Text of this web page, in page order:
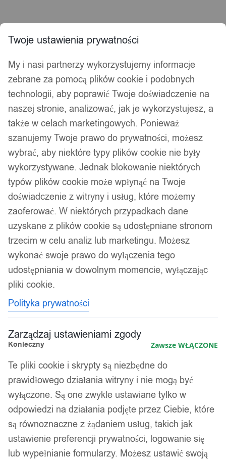
/ 2
Twoje ustawienia prywatności
My i nasi partnerzy wykorzystujemy informacje
zebrane za pomocą plików cookie i podobnych
technologii, aby poprawić Twoje doświadczenie na
naszej stronie, analizować, jak je wykorzystujesz, a
także w celach marketingowych. Ponieważ
szanujemy Twoje prawo do prywatności, możesz
wybrać, aby niektóre typy plików cookie nie były
wykorzystywane. Jednak blokowanie niektórych
typów plików cookie może wpłynąć na Twoje
doświadczenie z witryny i usług, które możemy
zaoferować. W niektórych przypadkach dane
uzyskane z plików cookie są udostępniane stronom
trzecim w celu analiz lub marketingu. Możesz
wykonać swoje prawo do wyłączenia tego
udostępniania w dowolnym momencie, wyłączając
pliki cookie.
Polityka prywatności
Zarządzaj ustawieniami zgody
Konieczny Zawsze WŁĄCZONE
Te pliki cookie i skrypty są niezbędne do
prawidłowego działania witryny i nie mogą być
wyłączone. Są one zwykle ustawiane tylko w
odpowiedzi na działania podjęte przez Ciebie, które
są równoznaczne z żądaniem usług, takich jak
ustawienie preferencji prywatności, logowanie się
lub wypełnianie formularzy. Możesz ustawić swoją